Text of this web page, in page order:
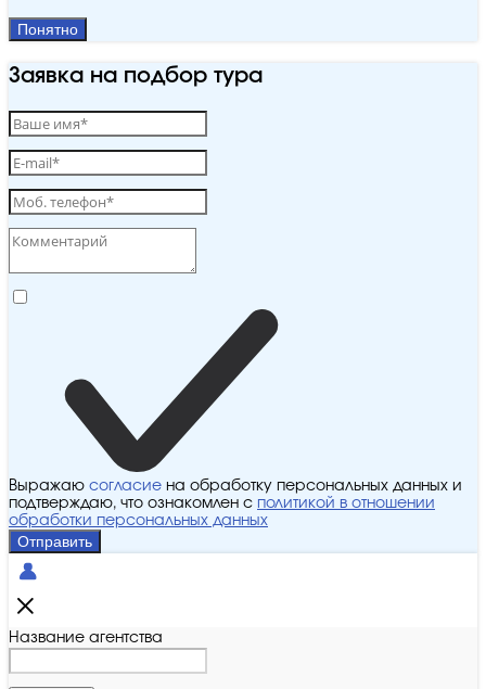
Понятно
Заявка на подбор тура
Выражаю согласие на обработку персональных данных и
подтверждаю, что ознакомлен с политикой в отношении
обработки персональных данных
Отправить
Название агентства